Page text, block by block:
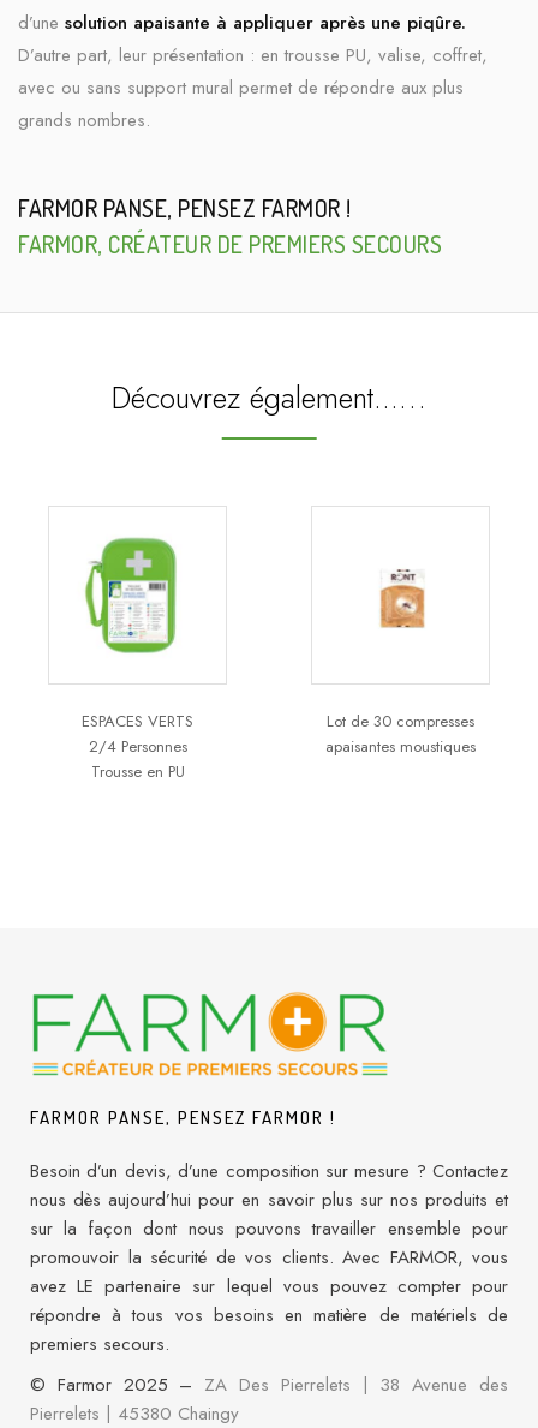
d’une solution apaisante à appliquer après une piqûre.
D’autre part, leur présentation : en trousse PU, valise, coffret,
avec ou sans support mural permet de répondre aux plus
grands nombres.
FARMOR PANSE, PENSEZ FARMOR !
FARMOR, CRÉATEUR DE PREMIERS SECOURS
Découvrez également...…
ESPACES VERTS
2/4 Personnes
Trousse en PU
Lot de 30 compresses
apaisantes moustiques
FARMOR PANSE, PENSEZ FARMOR !
Besoin d’un devis, d’une composition sur mesure ? Contactez
nous dès aujourd’hui pour en savoir plus sur nos produits et
sur la façon dont nous pouvons travailler ensemble pour
promouvoir la sécurité de vos clients. Avec FARMOR, vous
avez LE partenaire sur lequel vous pouvez compter pour
répondre à tous vos besoins en matière de matériels de
premiers secours.
© Farmor 2025 – ZA Des Pierrelets | 38 Avenue des
Pierrelets | 45380 Chaingy